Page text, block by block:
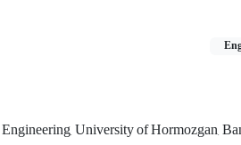
University of Hormozgan,